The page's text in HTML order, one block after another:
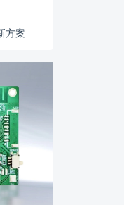
方案